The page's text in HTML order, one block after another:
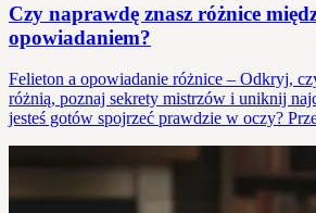
Czy naprawdę znasz różnice
opowiadaniem?
Felieton a opowiadanie różnice – Odkryj,
różnią, poznaj sekrety mistrzów i uniknij
jesteś gotów spojrzeć prawdzie w oczy?